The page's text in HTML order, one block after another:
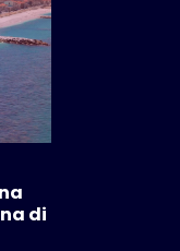
di